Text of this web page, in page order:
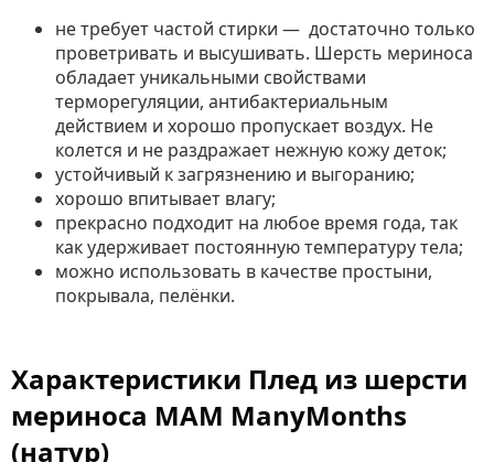
не требует частой стирки — достаточно только
проветривать и высушивать. Шерсть мериноса
обладает уникальными свойствами
терморегуляции, антибактериальным
действием и хорошо пропускает воздух. Не
колется и не раздражает нежную кожу деток;
устойчивый к загрязнению и выгоранию;
хорошо впитывает влагу;
прекрасно подходит на любое время года, так
как удерживает постоянную температуру тела;
можно использовать в качестве простыни,
покрывала, пелёнки.
Характеристики Плед из шерсти
мериноса MAM ManyMonths
(натур)